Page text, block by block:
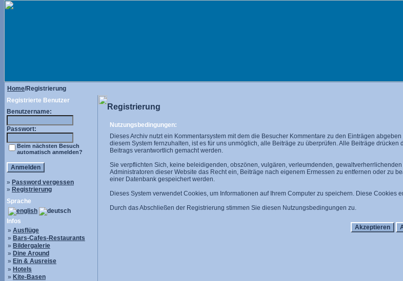
Home/Registrierung
Registrierte Benutzer
Benutzername:
Passwort:
Beim nächsten Besuch
automatisch anmelden?
» Password vergessen
» Registrierung
Sprache
Infos
» Ausflüge
» Bars-Cafes-Restaurants
» Bildergalerie
» Dine Around
» Ein & Ausreise
» Hotels
» Kite-Basen
Registrierung
Nutzungsbedingungen:
Dieses Archiv nutzt ein Kommentarsystem mit dem die Besucher Kommentare zu den Einträgen
diesem System fernzuhalten, ist es für uns unmöglich, alle Beiträge zu überprüfen. Alle Beiträge
Beitrags verantwortlich gemacht werden.
Sie verpflichten Sich, keine beleidigenden, obszönen, vulgären, verleumdenden,
Administratoren dieser Website das Recht ein, Beiträge nach eigenem Ermessen zu entfernen oder zu
einer Datenbank gespeichert werden.
Dieses System verwendet Cookies, um Informationen auf Ihrem Computer zu speichern. Diese
Durch das Abschließen der Registrierung stimmen Sie diesen Nutzungsbedingungen zu.